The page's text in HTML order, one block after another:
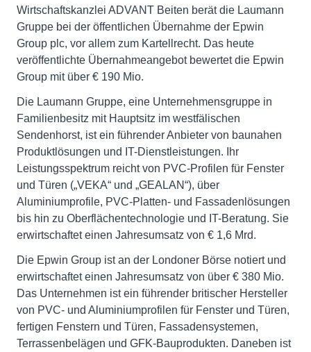
Wirtschaftskanzlei ADVANT Beiten berät die Laumann
Gruppe bei der öffentlichen Übernahme der Epwin
Group plc, vor allem zum Kartellrecht. Das heute
veröffentlichte Übernahmeangebot bewertet die Epwin
Group mit über € 190 Mio.
Die Laumann Gruppe, eine Unternehmensgruppe in
Familienbesitz mit Hauptsitz im westfälischen
Sendenhorst, ist ein führender Anbieter von baunahen
Produktlösungen und IT-Dienstleistungen. Ihr
Leistungsspektrum reicht von PVC-Profilen für Fenster
und Türen („VEKA“ und „GEALAN“), über
Aluminiumprofile, PVC-Platten- und Fassadenlösungen
bis hin zu Oberflächentechnologie und IT-Beratung. Sie
erwirtschaftet einen Jahresumsatz von € 1,6 Mrd.
Die Epwin Group ist an der Londoner Börse notiert und
erwirtschaftet einen Jahresumsatz von über € 380 Mio.
Das Unternehmen ist ein führender britischer Hersteller
von PVC- und Aluminiumprofilen für Fenster und Türen,
fertigen Fenstern und Türen, Fassadensystemen,
Terrassenbelägen und GFK-Bauprodukten. Daneben ist